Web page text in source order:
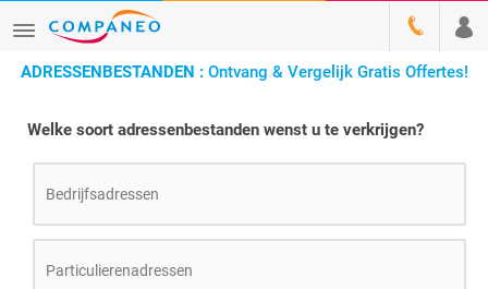
ADRESSENBESTANDEN : Ontvang & Vergelijk Gratis Offertes!
Welke soort adressenbestanden wenst u te verkrijgen?
Bedrijfsadressen
Particulierenadressen